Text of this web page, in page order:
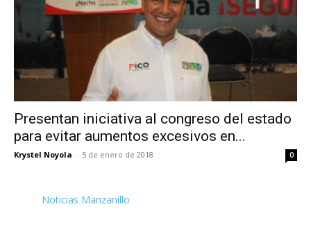
Presentan iniciativa al congreso del estado
para evitar aumentos excesivos en...
Krystel Noyola - 5 de enero de 2018 0
Noticias Manzanillo